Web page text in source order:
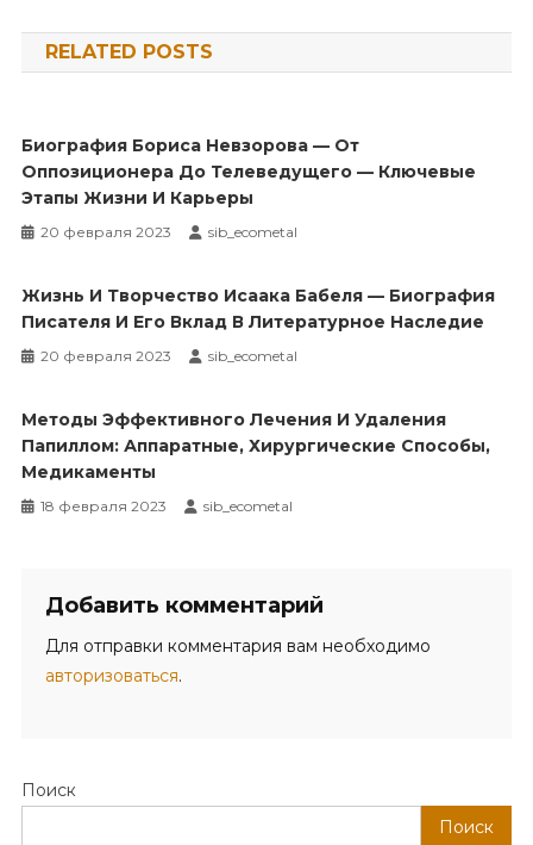
по
записям
RELATED POSTS
Биография Бориса Невзорова — От
Оппозиционера До Телеведущего — Ключевые
Этапы Жизни И Карьеры
20 февраля 2023 sib_ecometal
Жизнь И Творчество Исаака Бабеля — Биография
Писателя И Его Вклад В Литературное Наследие
20 февраля 2023 sib_ecometal
Методы Эффективного Лечения И Удаления
Папиллом: Аппаратные, Хирургические Способы,
Медикаменты
18 февраля 2023 sib_ecometal
Добавить комментарий
Для отправки комментария вам необходимо
авторизоваться.
Поиск
Поиск